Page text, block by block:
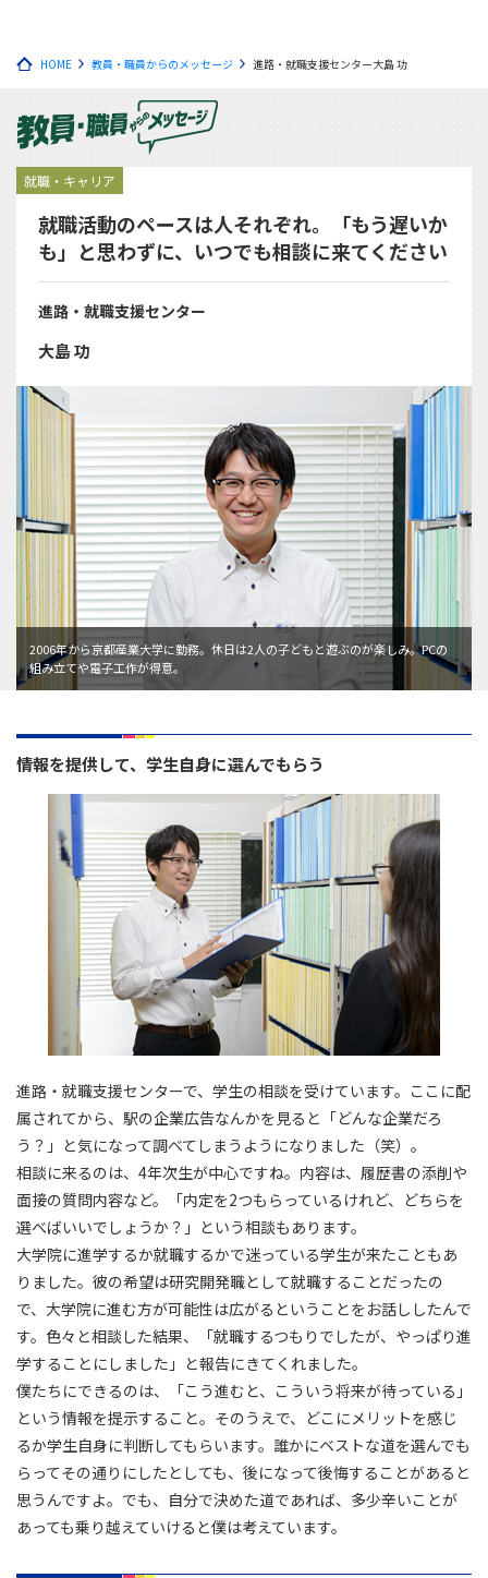
HOME 教員・職員からのメッセージ 進路・就職支援センター大島 功
就職・キャリア
就職活動のペースは人それぞれ。「もう遅いか
も」と思わずに、いつでも相談に来てください
進路・就職支援センター
大島 功
2006年から京都産業大学に勤務。休日は2人の子どもと遊ぶのが楽しみ。PCの
組み立てや電子工作が得意。
情報を提供して、学生自身に選んでもらう
進路・就職支援センターで、学生の相談を受けています。ここに配
属されてから、駅の企業広告なんかを見ると「どんな企業だろ
う？」と気になって調べてしまうようになりました（笑）。
相談に来るのは、4年次生が中心ですね。内容は、履歴書の添削や
面接の質問内容など。「内定を2つもらっているけれど、どちらを
選べばいいでしょうか？」という相談もあります。
大学院に進学するか就職するかで迷っている学生が来たこともあ
りました。彼の希望は研究開発職として就職することだったの
で、 大学院に進む方が可能性は広がるということをお話ししたんで
す。色々と相談した結果、「就職するつもりでしたが、やっぱり進
学することにしました」と報告にきてくれました。
僕たちにできるのは、「こう進むと、こういう将来が待っている」
という情報を提示すること。そのうえで、どこにメリットを感じ
るか学生自身に判断してもらいます。誰かにベストな道を選んでも
らってその通りにしたとしても、後になって後悔することがあると
思うんですよ。でも、自分で決めた道であれば、多少辛いことが
あっても乗り越えていけると僕は考えています。